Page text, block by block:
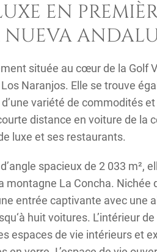
EN
NUEVA
située au cœur de la Golf
Naranjos. Elle se trouve
variété de commodités
distance en voiture de la
luxe et ses restaurants.
spacieux de 2 033 m²,
montagne La Concha. Nichée
entrée captivante avec une
huit voitures. L’intérieur
espaces de vie intérieurs et